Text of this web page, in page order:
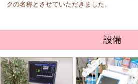
クの名称とさせていただきました。
設備